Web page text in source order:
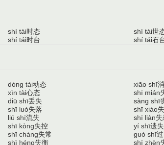
shí tài时态 shì tài世
shí tái时台 shí tái石
dòng tài动态 xiāo shī
xīn tài心态 shī mián
diū shī丢失 sàng shī
shī luò失落 shī xiào
liú shī流失 shī liàn
shī kòng失控 yí shī遗失
shī cháng失常 guò shī
shī héng失衡 shī zhēn